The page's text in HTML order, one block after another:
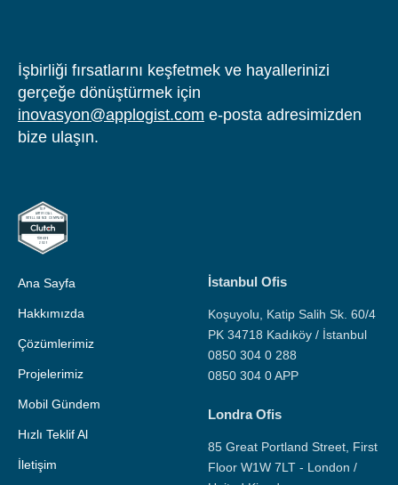
İşbirliği fırsatlarını keşfetmek ve hayallerinizi
gerçeğe dönüştürmek için
inovasyon@applogist.com e-posta adresimizden
bize ulaşın.
Ana Sayfa
Hakkımızda
Çözümlerimiz
Projelerimiz
Mobil Gündem
Hızlı Teklif Al
İletişim
İstanbul Ofis
Koşuyolu, Katip Salih Sk. 60/4
PK 34718 Kadıköy / İstanbul
0850 304 0 288
0850 304 0 APP
Londra Ofis
85 Great Portland Street, First
Floor W1W 7LT - London /